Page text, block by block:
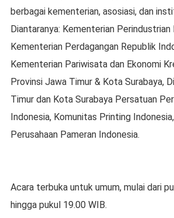
berbagai kementerian, asosiasi, dan
Diantaranya: Kementerian Perindustrian
Kementerian Perdagangan Republik
Kementerian Pariwisata dan Ekonomi
Provinsi Jawa Timur & Kota Surabaya,
Timur dan Kota Surabaya Persatuan
Indonesia, Komunitas Printing
Perusahaan Pameran Indonesia.
Acara terbuka untuk umum, mulai dari
hingga pukul 19.00 WIB.